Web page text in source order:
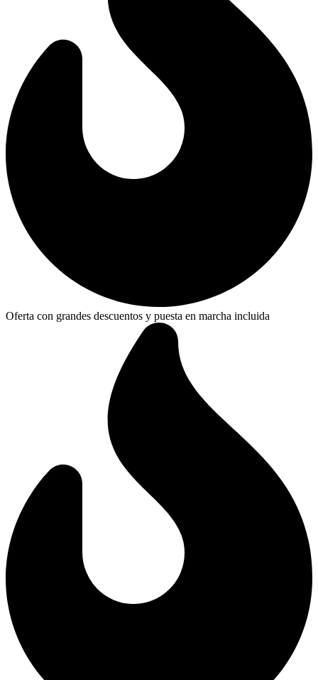
Oferta con grandes descuentos y puesta en marcha incluida